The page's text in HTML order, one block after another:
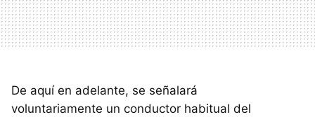
De aquí en adelante, se señalará
voluntariamente un conductor habitual del